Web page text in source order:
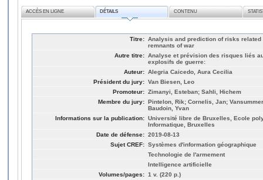
ACCÈS EN LIGNE DÉTAILS CONTENU
Titre: Analysis and prediction of risks
remnants of war
Autre titre: Analyse et prévision des risques liés
explosifs de guerre:
Auteur: Alegria Caicedo, Aura Cecilia
Président du jury: Van Biesen, Leo
Promoteur: Zimanyi, Esteban; Sahli, Hichem
Membre du jury: Pintelon, Rik; Cornelis, Jan;
Baudoin, Yvan
Informations sur la publication: Université libre de Bruxelles, Ecole
Informatique, Bruxelles
Date de défense: 2019-08-13
Sujet CREF: Systèmes d'information géographique
Technologie de l'armement
Intelligence artificielle
Volumes/pages: 1 v. (220 p.)